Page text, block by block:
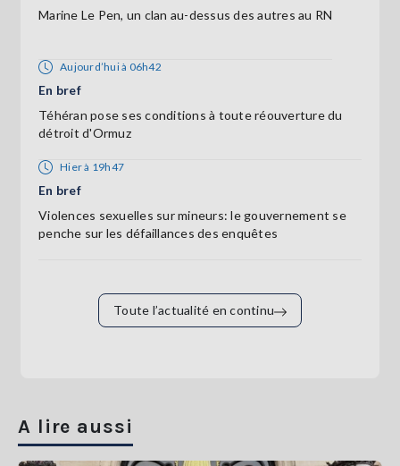
Marine Le Pen, un clan au-dessus des autres au RN
Aujourd’hui à 06h42
En bref
Téhéran pose ses conditions à toute réouverture du
détroit d'Ormuz
Hier à 19h47
En bref
Violences sexuelles sur mineurs: le gouvernement se
penche sur les défaillances des enquêtes
Toute l’actualité en continu
A lire aussi